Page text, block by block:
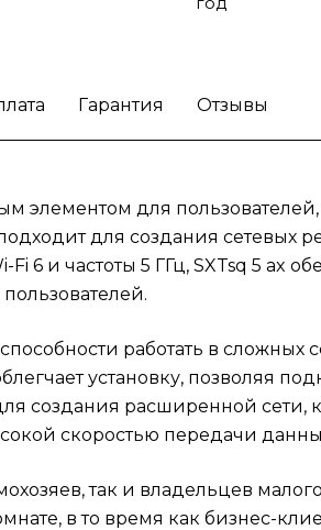
интернет-
обеспечивает
привлекательным
MikroTik SXTsq 5 ax!
Гарантия Отзывы
элементом для
для создания сетевых
6 и частоты 5 ГГц, SXTsq 5 ax
работать в
установку, позволяя
создания расширенной
скоростью передачи
так и владельцев
в то время как бизнес-